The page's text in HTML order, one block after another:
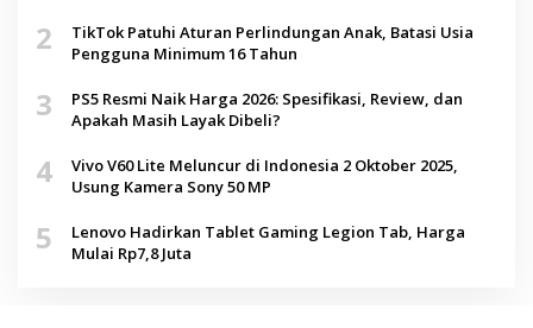
2
TikTok Patuhi Aturan Perlindungan Anak, Batasi Usia
Pengguna Minimum 16 Tahun
3
PS5 Resmi Naik Harga 2026: Spesifikasi, Review, dan
Apakah Masih Layak Dibeli?
4
Vivo V60 Lite Meluncur di Indonesia 2 Oktober 2025,
Usung Kamera Sony 50 MP
5
Lenovo Hadirkan Tablet Gaming Legion Tab, Harga
Mulai Rp7,8 Juta